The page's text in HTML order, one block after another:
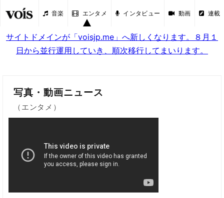
音楽 エンタメ インタビュー 動画 連載
サイトドメインが「voisjp.me」へ新しくなります。８月１
日から並行運用していき、順次移行してまいります。
写真・動画ニュース
（エンタメ）